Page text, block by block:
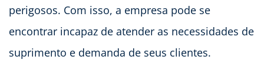
perigosos. Com isso, a empresa pode se
encontrar incapaz de atender as necessidades de
suprimento e demanda de seus clientes.